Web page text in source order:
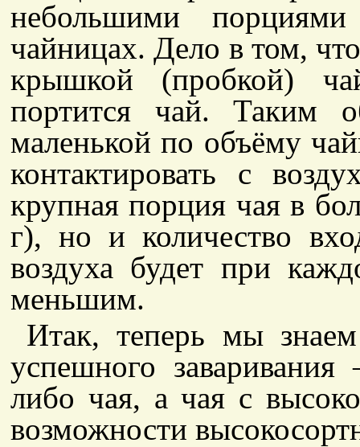
небольшими
чайницах. Дело в том,
крышкой (пробкой)
портится чай. Таким
маленькой по объёму
контактировать с
крупная порция чая в
г), но и количество
воздуха будет при
меньшим.
Итак, теперь мы
успешного
либо чая, а чая с
возможности